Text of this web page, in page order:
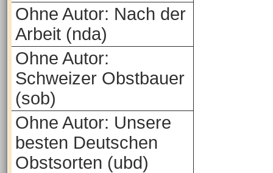
Ohne Autor: Nach der
Arbeit (nda)
Ohne Autor:
Schweizer Obstbauer
(sob)
Ohne Autor: Unsere
besten Deutschen
Obstsorten (ubd)